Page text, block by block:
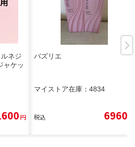
ネジ
ャケッ
円
バズリエ
マイストア在庫： 4834
税込 6960